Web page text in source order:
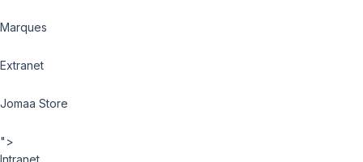
Marques
Extranet
Jomaa Store
">
Intranet